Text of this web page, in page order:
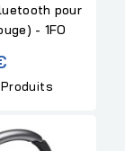
pour
- 1FO
Produits